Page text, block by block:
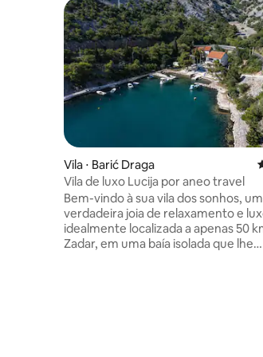
Vila ⋅ Barić Draga
Vila de luxo Lucija por aneo travel
Bem-vindo à sua vila dos sonhos,
verdadeira joia de relaxamento e
idealmente localizada a apenas 50
Zadar, em uma baía isolada que lhe